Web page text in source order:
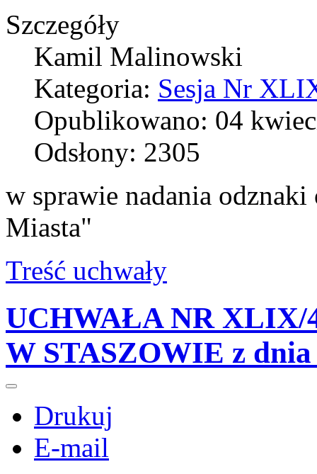
Szczegóły
Kamil Malinowski
Kategoria: Sesja Nr
Opublikowano: 04
Odsłony: 2305
w sprawie nadania
Miasta"
Treść uchwały
UCHWAŁA NR XLIX/
W STASZOWIE z dnia
Drukuj
E-mail